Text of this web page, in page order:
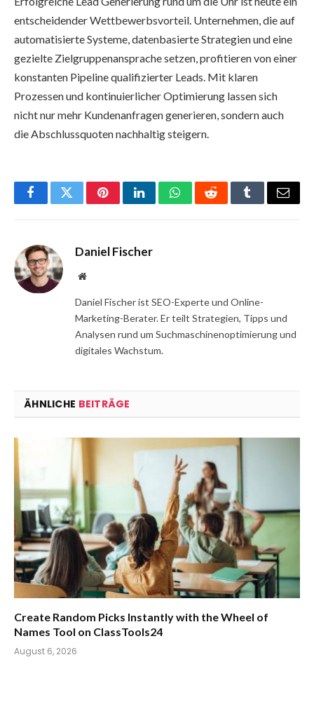
entscheidender Wettbewerbsvorteil. Unternehmen, die auf
automatisierte Systeme, datenbasierte Strategien und eine
gezielte Zielgruppenansprache setzen, profitieren von einer
konstanten Pipeline qualifizierter Leads. Mit klaren
Prozessen und kontinuierlicher Optimierung lassen sich
nicht nur mehr Kundenanfragen generieren, sondern auch
die Abschlussquoten nachhaltig steigern.
FacebookTwitterPinterestLinkedInWhatsAppRedditTumblrEmail
Daniel Fischer
Website
Daniel Fischer ist SEO-Experte und Online-
Marketing-Berater. Er teilt Strategien, Tipps und
Analysen rund um Suchmaschinenoptimierung und
digitales Wachstum.
ÄHNLICHE BEITRÄGE
Create Random Picks Instantly with the Wheel of
Names Tool on ClassTools24
August 6, 2026